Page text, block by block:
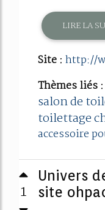
LIRE LA
Site : http://
Thèmes liés :
salon de
toilettage
accessoire
1
Univers
site